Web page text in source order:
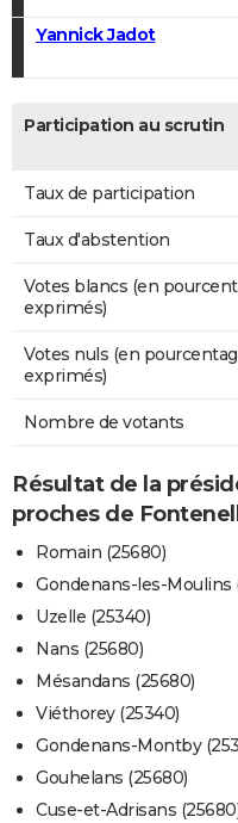
Yannick Jadot
Participation au scrutin
Taux de participation
Taux d'abstention
Votes blancs (en
exprimés)
Votes nuls (en
exprimés)
Nombre de votants
Résultat de la
proches de
Romain (25680)
Gondenans-les-Moulins
Uzelle (25340)
Nans (25680)
Mésandans (25680)
Viéthorey (25340)
Gondenans-Montby
Gouhelans (25680)
Cuse-et-Adrisans